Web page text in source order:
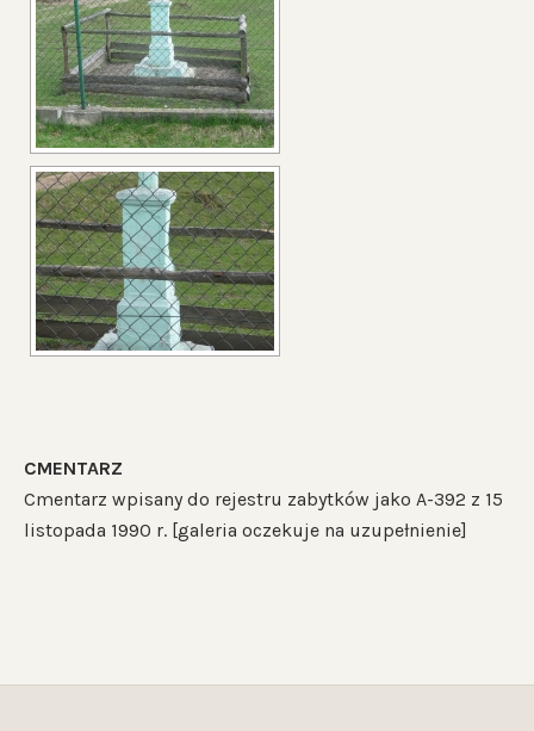
CMENTARZ
Cmentarz wpisany do rejestru zabytków jako A-392 z 15
listopada 1990 r. [galeria oczekuje na uzupełnienie]